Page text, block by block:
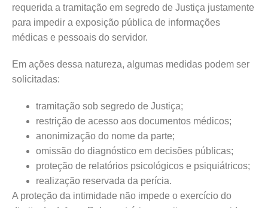
requerida a tramitação em segredo de Justiça justamente
para impedir a exposição pública de informações
médicas e pessoais do servidor.
Em ações dessa natureza, algumas medidas podem ser
solicitadas:
tramitação sob segredo de Justiça;
restrição de acesso aos documentos médicos;
anonimização do nome da parte;
omissão do diagnóstico em decisões públicas;
proteção de relatórios psicológicos e psiquiátricos;
realização reservada da perícia.
A proteção da intimidade não impede o exercício do